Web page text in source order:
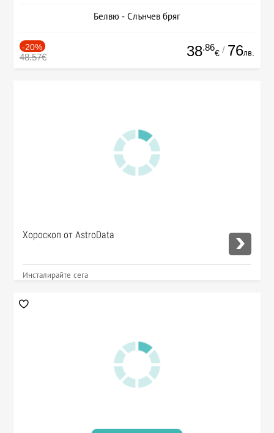
Белвю - Слънчев бряг
-20%
48.57€ 38.86
€ / 76лв.
Хороскоп от AstroData
Инсталирайте сега